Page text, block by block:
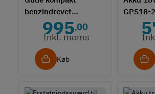
benzindrevet
motorsav BBS 300-25
- 750W995,00
Inkl. moms
Køb
GPS18-
riv og
batteri